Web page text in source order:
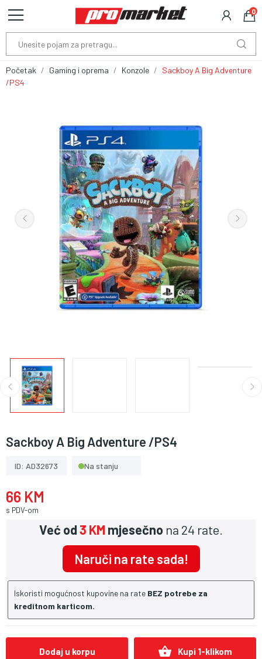
0
Početak Gaming i oprema Konzole
Sackboy A Big Adventure
/PS4
Sackboy A Big Adventure /PS4
ID: AD32673 Na stanju
66 KM
s PDV-om
Već od3 KM mjesečno na 24 rate.
Naruči na rate sada!
Iskoristi mogućnost kupovine na rate BEZ potrebe za
kreditnom karticom.
Dodaj u korpu shopping_basket Kupi 1-klikom